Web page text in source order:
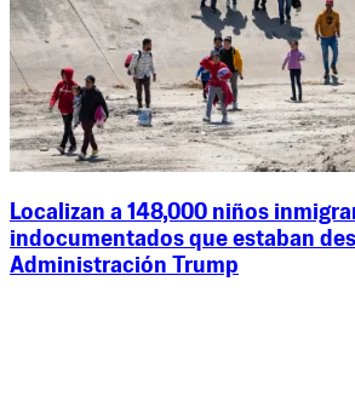
Localizan a 148,000 niños
indocumentados que estaban
Administración Trump